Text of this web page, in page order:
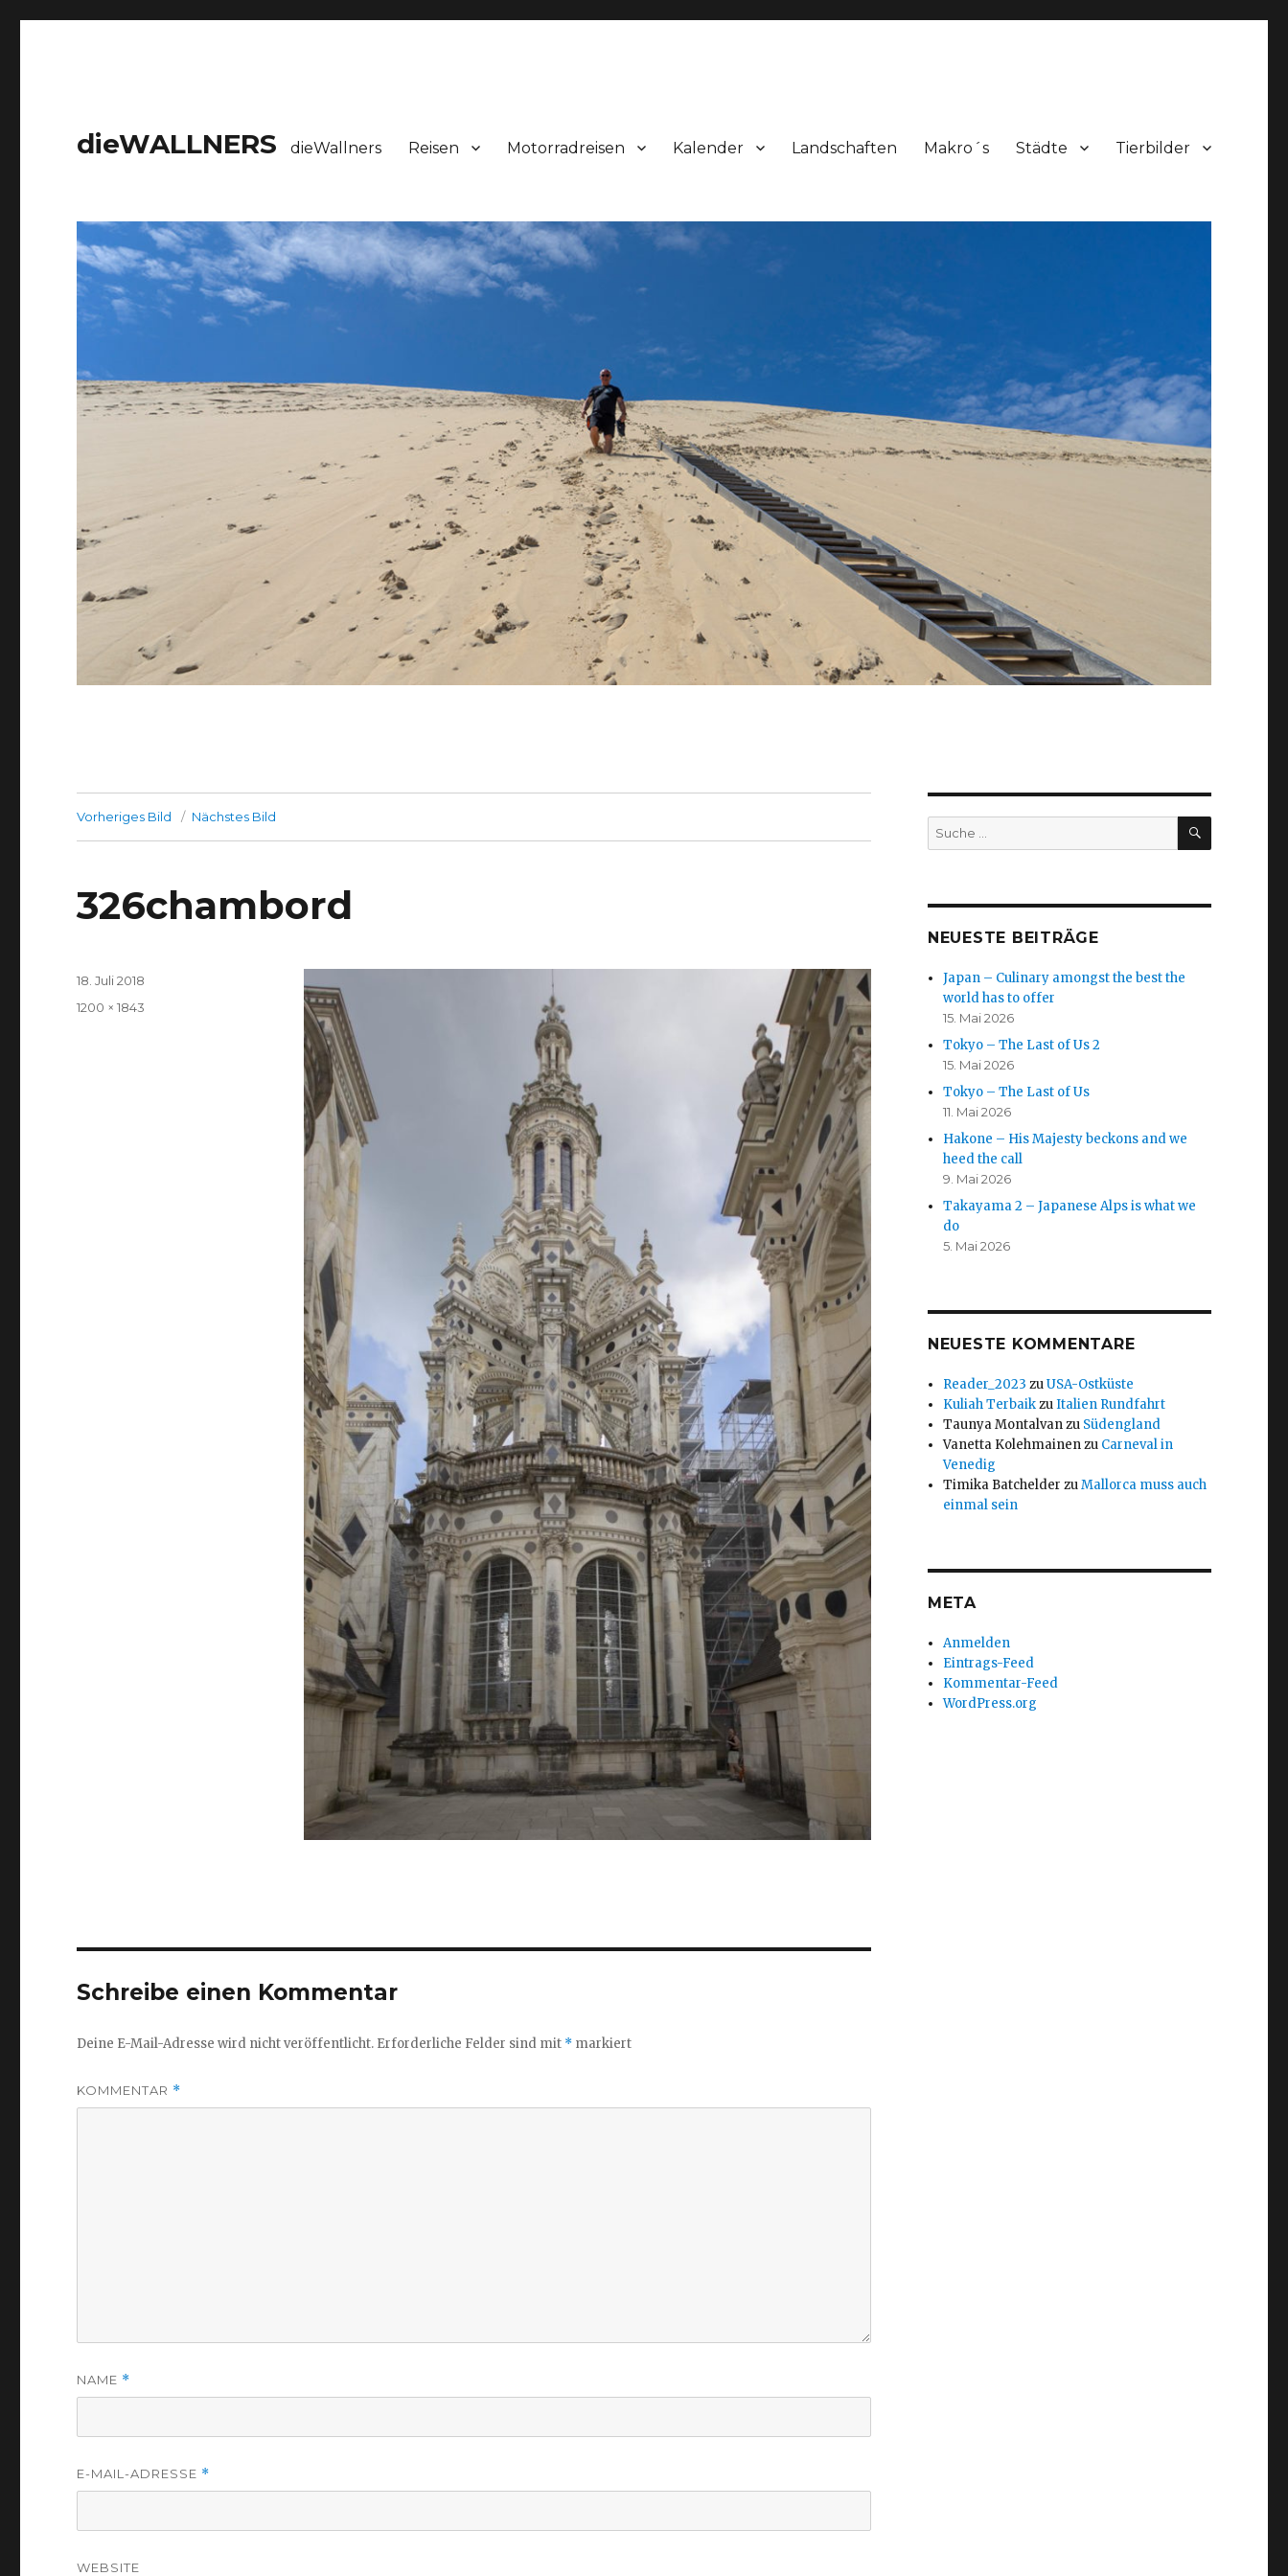
dieWALLNERS dieWallners Reisen Motorradreisen Kalender Landschaften Makro´s Städte Tierbilder
Vorheriges Bild Nächstes Bild
326chambord
Veröffentlicht
am
18. Juli 2018
Volle
1200 × 1843
Schreibe einen Kommentar
Deine E-Mail-Adresse wird nicht veröffentlicht. Erforderliche Felder sind mit * markiert
KOMMENTAR *
NAME *
E-MAIL-ADRESSE *
WEBSITE
Suche
nach:
SUCHEN
NEUESTE BEITRÄGE
Japan – Culinary amongst the best the
world has to offer
15. Mai 2026
Tokyo – The Last of Us 2
15. Mai 2026
Tokyo – The Last of Us
11. Mai 2026
Hakone – His Majesty beckons and we
heed the call
9. Mai 2026
Takayama 2 – Japanese Alps is what we
do
5. Mai 2026
NEUESTE KOMMENTARE
Reader_2023 zuUSA-Ostküste
Kuliah TerbaikzuItalien Rundfahrt
Taunya Montalvanzu Südengland
Vanetta Kolehmainenzu Carneval in
Venedig
Timika Batchelder zuMallorca muss auch
einmal sein
META
Anmelden
Eintrags-Feed
Kommentar-Feed
WordPress.org